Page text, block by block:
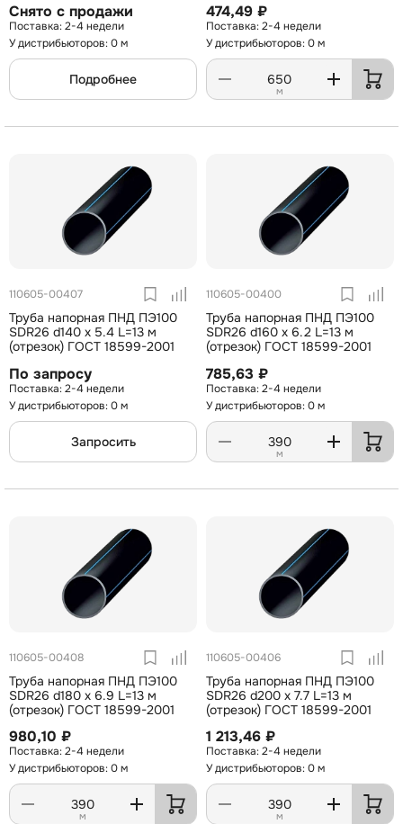
Снято с продажи
2-4 недели
У дистрибьюторов: 0 м
Подробнее
474,49 ₽
2-4 недели
У дистрибьюторов: 0 м
м
110605-00407
Труба напорная ПНД ПЭ100
SDR26 d140 х 5.4 L=13 м
(отрезок) ГОСТ 18599-2001
По запросу
2-4 недели
У дистрибьюторов: 0 м
Запросить
110605-00400
Труба напорная ПНД ПЭ100
SDR26 d160 х 6.2 L=13 м
(отрезок) ГОСТ 18599-2001
785,63 ₽
2-4 недели
У дистрибьюторов: 0 м
м
110605-00408
Труба напорная ПНД ПЭ100
SDR26 d180 х 6.9 L=13 м
(отрезок) ГОСТ 18599-2001
980,10 ₽
2-4 недели
У дистрибьюторов: 0 м
м
110605-00406
Труба напорная ПНД ПЭ100
SDR26 d200 х 7.7 L=13 м
(отрезок) ГОСТ 18599-2001
1 213,46 ₽
2-4 недели
У дистрибьюторов: 0 м
м